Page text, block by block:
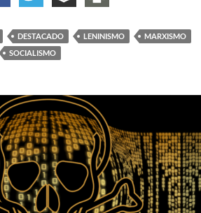
DESTACADO LENINISMO
MARXISMO
SOCIALISMO